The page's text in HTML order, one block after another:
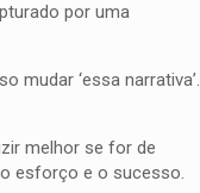
por uma
mudar ‘essa narrativa’.
melhor se for de
esforço e o sucesso.